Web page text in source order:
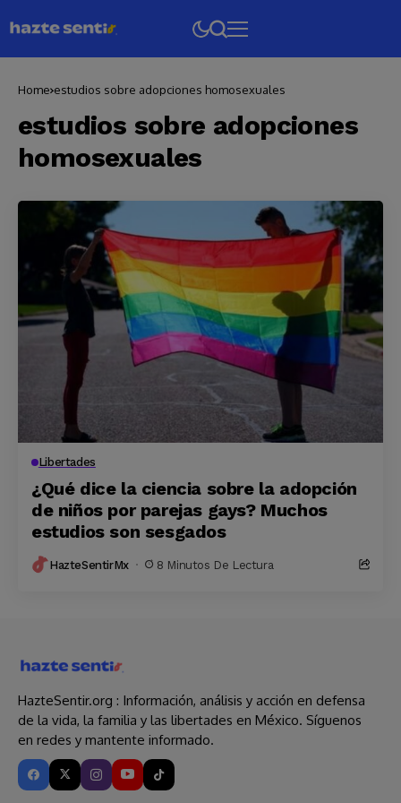
Home estudios sobre adopciones homosexuales
estudios sobre adopciones
homosexuales
Libertades
¿Qué dice la ciencia sobre la adopción
de niños por parejas gays? Muchos
estudios son sesgados
HazteSentirMx 8 Minutos De Lectura
HazteSentir.org : Información, análisis y acción en defensa
de la vida, la familia y las libertades en México. Síguenos
en redes y mantente informado.